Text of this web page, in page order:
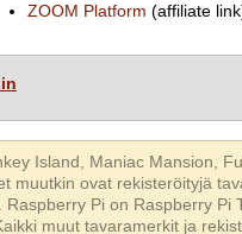
ZOOM Platform (affiliate
Island, Maniac Mansion,
muutkin ovat rekisteröityjä
. Raspberry Pi on Raspberry Pi
muut tavaramerkit ja